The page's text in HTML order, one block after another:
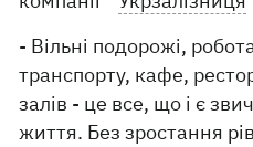
- Вільні подорожі,
транспорту, кафе,
залів - це все, що і є
життя. Без зростання